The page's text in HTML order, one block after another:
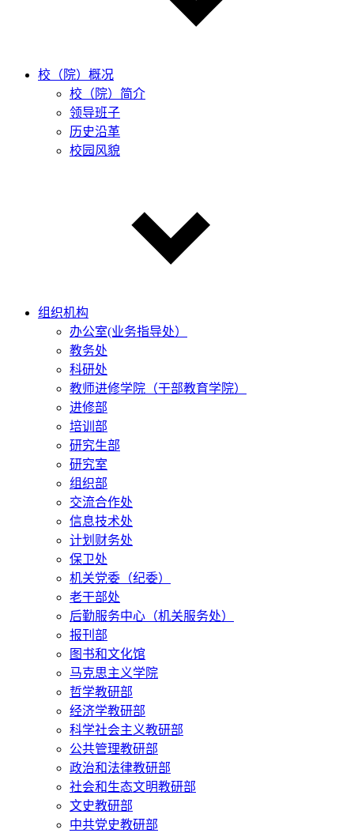
校（院）概况
校（院）简介
领导班子
历史沿革
校园风貌
组织机构
办公室(业务指导处）
教务处
科研处
教师进修学院（干部教育学院）
进修部
培训部
研究生部
研究室
组织部
交流合作处
信息技术处
计划财务处
保卫处
机关党委（纪委）
老干部处
后勤服务中心（机关服务处）
报刊部
图书和文化馆
马克思主义学院
哲学教研部
经济学教研部
科学社会主义教研部
公共管理教研部
政治和法律教研部
社会和生态文明教研部
文史教研部
中共党史教研部